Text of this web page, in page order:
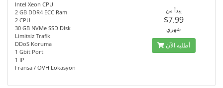
Intel Xeon CPU
2 GB DDR4 ECC Ram
2 CPU
30 GB NVMe SSD Disk
Limitsiz Trafik
DDoS Koruma
1 Gbit Port
1 IP
Fransa / OVH Lokasyon
يبدأ من
$7.99
شهري
أطلبه الآن